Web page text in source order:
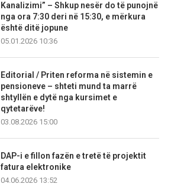
Kanalizimi” – Shkup nesër do të punojnë
nga ora 7:30 deri në 15:30, e mërkura
është ditë jopune
05.01.2026 10:36
Editorial / Priten reforma në sistemin e
pensioneve – shteti mund ta marrë
shtyllën e dytë nga kursimet e
qytetarëve!
03.08.2026 15:00
DAP-i e fillon fazën e tretë të projektit
fatura elektronike
04.06.2026 13:52